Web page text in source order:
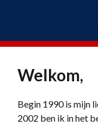
Welkom,
Begin 1990 is mijn
2002 ben ik in het